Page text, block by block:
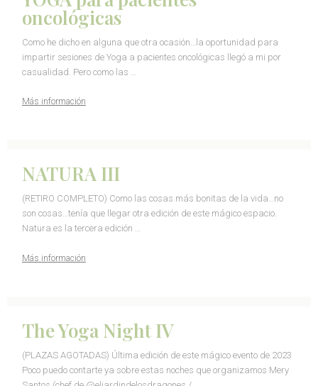
oncológicas
Como he dicho en alguna que otra ocasión…la oportunidad para
impartir sesiones de Yoga a pacientes oncológicas llegó a mi por
casualidad. Pero como las …
Más información
NATURA III
(RETIRO COMPLETO) Como las cosas más bonitas de la vida…no
son cosas…tenía que llegar otra edición de este mágico espacio.
Natura es la tercera edición …
Más información
The Yoga Night IV
(PLAZAS AGOTADAS) Última edición de este mágico evento de 2023
Poco puedo contarte ya sobre estas noches que organizamos Mery